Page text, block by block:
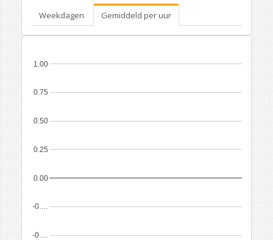
Weekdagen
Gemiddeld per uur
-0.…
-0.…
0.00
0.25
0.50
0.75
1.00